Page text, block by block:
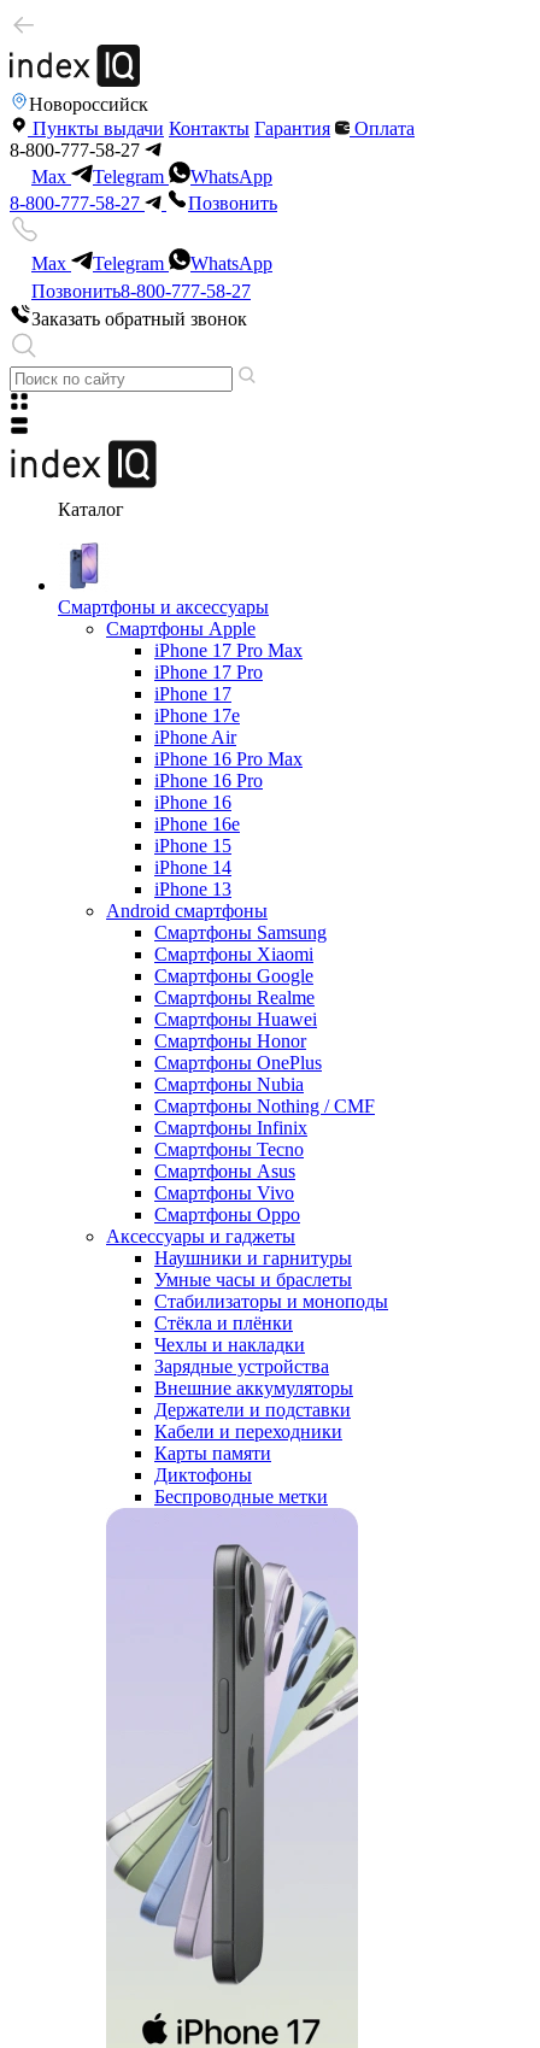
Новороссийск
Пункты выдачи Контакты Гарантия
Оплата
8-800-777-58-27
Max
Telegram
WhatsApp
8-800-777-58-27
Позвонить
Max Telegram
WhatsApp
Позвонить8-800-777-58-27
Заказать обратный звонок
Каталог
Смартфоны и аксессуары
Смартфоны Apple
iPhone 17 Pro Max
iPhone 17 Pro
iPhone 17
iPhone 17e
iPhone Air
iPhone 16 Pro Max
iPhone 16 Pro
iPhone 16
iPhone 16e
iPhone 15
iPhone 14
iPhone 13
Android cмартфоны
Смартфоны Samsung
Смартфоны Xiaomi
Смартфоны Google
Смартфоны Realme
Смартфоны Huawei
Смартфоны Honor
Смартфоны OnePlus
Смартфоны Nubia
Смартфоны Nothing / CMF
Смартфоны Infinix
Смартфоны Tecno
Смартфоны Asus
Смартфоны Vivo
Смартфоны Oppo
Аксессуары и гаджеты
Наушники и гарнитуры
Умные часы и браслеты
Стабилизаторы и моноподы
Стёкла и плёнки
Чехлы и накладки
Зарядные устройства
Внешние аккумуляторы
Держатели и подставки
Кабели и переходники
Карты памяти
Диктофоны
Беспроводные метки